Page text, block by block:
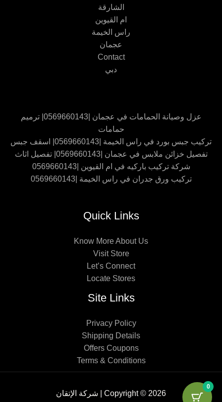
الشارقة
ام القيوين
راس الخيمة
عجمان
Contact
دبي
عزل وصيانة الحمامات في عجمان |0569660143| ترميم
حمامات
تركيب جبس بورد في راس الخيمة |0569660143| اسقف جبس
تفصيل خزائن ملابس في عجمان |0569660143| تفصيل اثاث
شركة تركيب باركيه في ام القيوين |0569660143
تركيب ورق جدران في راس الخيمة |0569660143
Quick Links
Know More About Us
Visit Store
Let’s Connect
Locate Stores
Site Links
Privacy Policy
Shipping Details
Offers Coupons
Terms & Conditions
Copyright © 2026 | شركة الإتقان
0